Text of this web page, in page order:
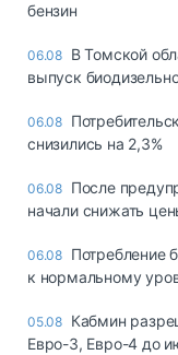
бензин
06.08 В Томской
выпуск
06.08
снизились на 2,3%
06.08 После
начали снижать
06.08 Потребление
к нормальному
05.08 Кабмин
Евро-3, Евро-4 до